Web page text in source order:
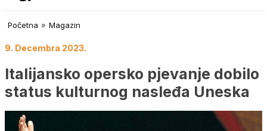
Početna » Magazin
9. Decembra 2023.
Italijansko opersko pjevanje dobilo
status kulturnog nasleđa Uneska